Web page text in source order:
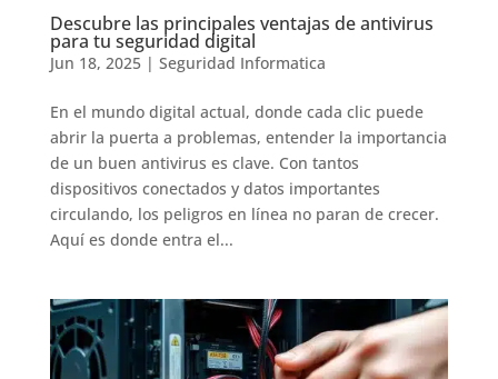
Descubre las principales ventajas de antivirus
para tu seguridad digital
Jun 18, 2025| Seguridad Informatica
En el mundo digital actual, donde cada clic puede
abrir la puerta a problemas, entender la importancia
de un buen antivirus es clave. Con tantos
dispositivos conectados y datos importantes
circulando, los peligros en línea no paran de crecer.
Aquí es donde entra el...